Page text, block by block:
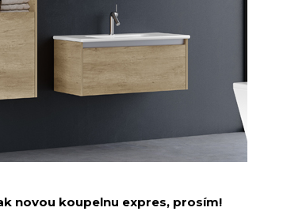
novou koupelnu expres, prosím!